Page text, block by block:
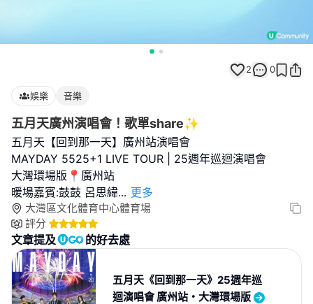
2 0
娛樂 音樂
五月天廣州演唱會！歌單share✨
五月天【回到那一天】廣州站演唱會
MAYDAY 5525+1 LIVE TOUR | 25週年巡迴演唱會
大灣環場版📍廣州站
暖場嘉賓:鼓鼓 呂思緯... 更多
大灣區文化體育中心體育場
評分
文章提及 的好去處
五月天《回到那一天》25週年巡
迴演唱會 廣州站・大灣環場版